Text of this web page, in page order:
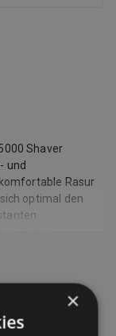
Shaver
und
Rasur
optimal den
Hautkomfort. Der
Dusche oder
von
×